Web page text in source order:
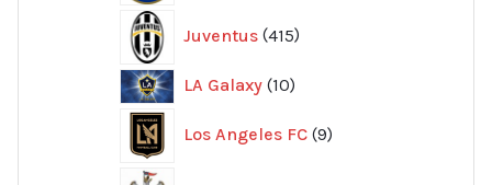
Juventus 415
produkter
LA Galaxy 1010
Los Angeles FC 9
produkter